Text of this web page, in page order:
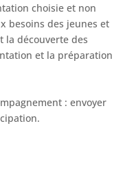
choisie et non
besoins des jeunes et
la découverte des
et la préparation
: envoyer